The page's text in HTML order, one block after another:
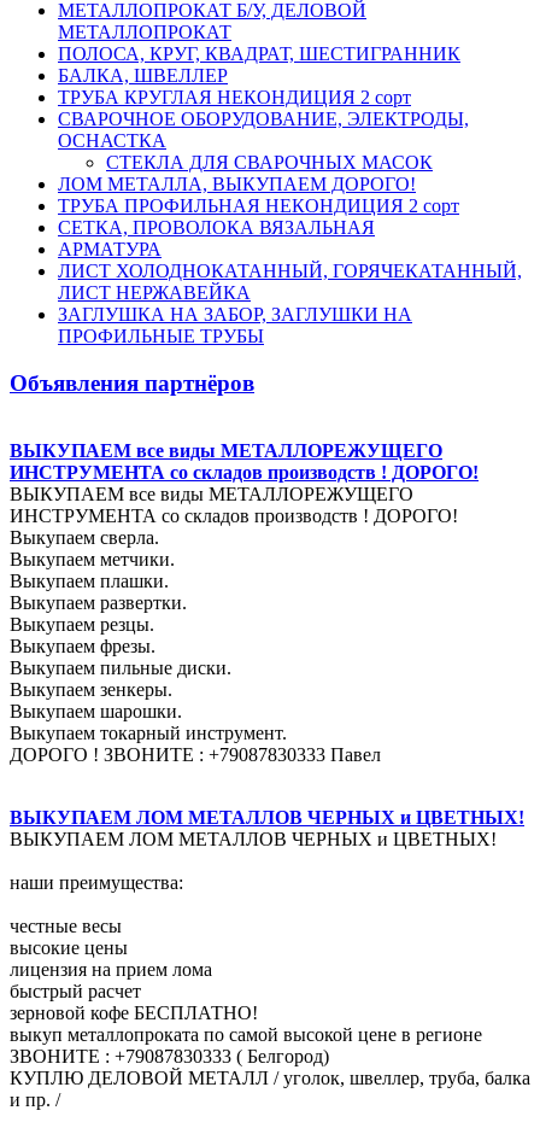
МЕТАЛЛОПРОКАТ Б/У, ДЕЛОВОЙ
МЕТАЛЛОПРОКАТ
ПОЛОСА, КРУГ, КВАДРАТ, ШЕСТИГРАННИК
БАЛКА, ШВЕЛЛЕР
ТРУБА КРУГЛАЯ НЕКОНДИЦИЯ 2 сорт
СВАРОЧНОЕ ОБОРУДОВАНИЕ, ЭЛЕКТРОДЫ,
ОСНАСТКА
СТЕКЛА ДЛЯ СВАРОЧНЫХ МАСОК
ЛОМ МЕТАЛЛА, ВЫКУПАЕМ ДОРОГО!
ТРУБА ПРОФИЛЬНАЯ НЕКОНДИЦИЯ 2 сорт
СЕТКА, ПРОВОЛОКА ВЯЗАЛЬНАЯ
АРМАТУРА
ЛИСТ ХОЛОДНОКАТАННЫЙ, ГОРЯЧЕКАТАННЫЙ,
ЛИСТ НЕРЖАВЕЙКА
ЗАГЛУШКА НА ЗАБОР, ЗАГЛУШКИ НА
ПРОФИЛЬНЫЕ ТРУБЫ
Объявления партнёров
ВЫКУПАЕМ все виды МЕТАЛЛОРЕЖУЩЕГО
ИНСТРУМЕНТА со складов производств ! ДОРОГО!
ВЫКУПАЕМ все виды МЕТАЛЛОРЕЖУЩЕГО
ИНСТРУМЕНТА со складов производств ! ДОРОГО!
Выкупаем сверла.
Выкупаем метчики.
Выкупаем плашки.
Выкупаем развертки.
Выкупаем резцы.
Выкупаем фрезы.
Выкупаем пильные диски.
Выкупаем зенкеры.
Выкупаем шарошки.
Выкупаем токарный инструмент.
ДОРОГО ! ЗВОНИТЕ : +79087830333 Павел
ВЫКУПАЕМ ЛОМ МЕТАЛЛОВ ЧЕРНЫХ и ЦВЕТНЫХ!
ВЫКУПАЕМ ЛОМ МЕТАЛЛОВ ЧЕРНЫХ и ЦВЕТНЫХ!
наши преимущества:
честные весы
высокие цены
лицензия на прием лома
быстрый расчет
зерновой кофе БЕСПЛАТНО!
выкуп металлопроката по самой высокой цене в регионе
ЗВОНИТЕ : +79087830333 ( Белгород)
КУПЛЮ ДЕЛОВОЙ МЕТАЛЛ / уголок, швеллер, труба, балка
и пр. /